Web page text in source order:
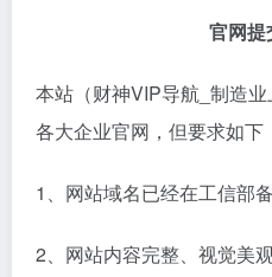
官网提
本站（财神VIP导航_制造
各大企业官网，但要求如下
1、网站域名已经在工信部
2、网站内容完整、视觉美